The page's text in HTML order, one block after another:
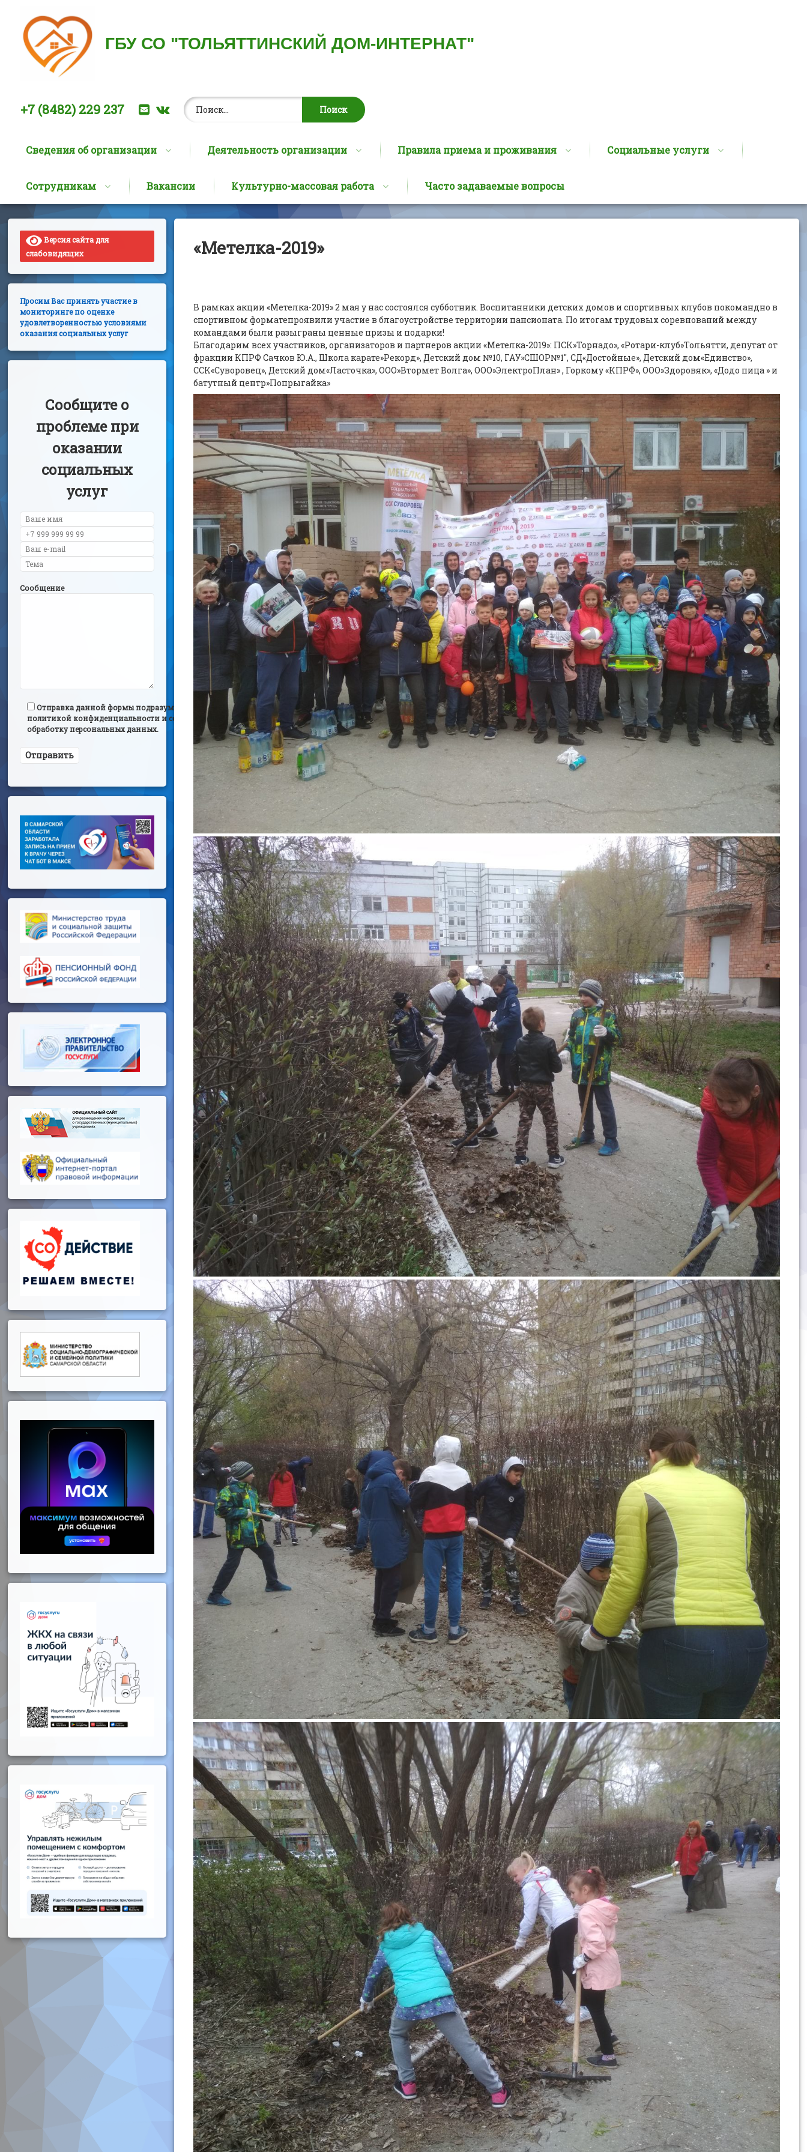
Перейти
содержимому
ГБУ СО "ТОЛЬЯТТИНСКИЙ ДОМ-ИНТЕРНАТ"
Позвоните нам:
+7 (8482) 229 237 E-mailВКонтакте
Найти:
Сведения об организации Деятельность организации Правила приема и проживания Социальные услуги
Сотрудникам Вакансии Культурно-массовая работа Часто задаваемые вопросы
«Метелка-2019»
В рамках акции «Метелка-2019» 2 мая у нас состоялся субботник. Воспитанники детских домов и спортивных клубов покомандно в
спортивном форматепроявили участие в благоустройстве территории пансионата. По итогам трудовых соревнований между
командами были разыграны ценные призы и подарки!
Благодарим всех участников, организаторов и партнеров акции «Метелка-2019»: ПСК»Торнадо», «Ротари-клуб»Тольятти, депутат от
фракции КПРФ Сачков Ю.А., Школа карате»Рекорд», Детский дом №10, ГАУ»СШОР№1″, СД«Достойные», Детский дом«Единство»,
ССК«Суворовец», Детский дом«Ласточка», ООО»Втормет Волга», ООО»ЭлектроПлан» , Горкому «КПРФ», ООО»Здоровяк», «Додо пица » и
батутный центр»Попрыгайка»
Версия сайта для
слабовидящих
Просим Вас принять участие в
мониторинге по оценке
удовлетворенностью условиями
оказания социальных услуг
Сообщите о
проблеме при
оказании
социальных
услуг
Сообщение
Отправка данной формы подразумевает согласие с
политикой конфиденциальности и согласием на
обработку персональных данных.